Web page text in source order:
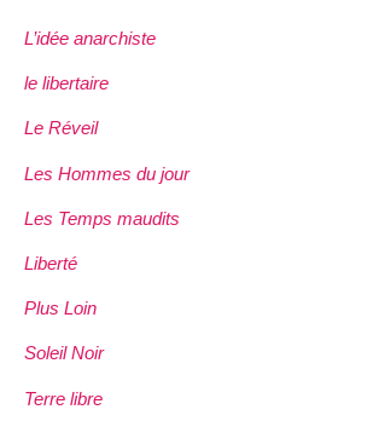
L’idée anarchiste
le libertaire
Le Réveil
Les Hommes du jour
Les Temps maudits
Liberté
Plus Loin
Soleil Noir
Terre libre